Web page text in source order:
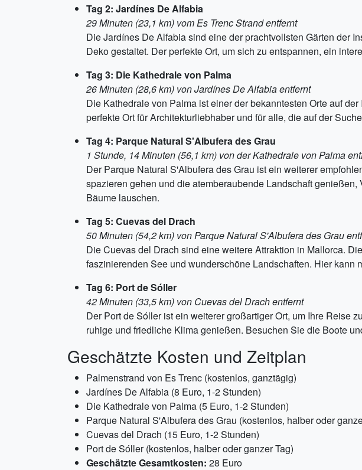
Tag 2: Jardínes De Alfabia
29 Minuten (23,1 km) vom Es Trenc Strand entfernt
Die Jardínes De Alfabia sind eine der prachtvollsten Gärten der
Deko gestaltet. Der perfekte Ort, um sich zu entspannen, ein
Tag 3: Die Kathedrale von Palma
26 Minuten (28,6 km) von Jardínes De Alfabia entfernt
Die Kathedrale von Palma ist einer der bekanntesten Orte auf
perfekte Ort für Architekturliebhaber und für alle, die auf der
Tag 4: Parque Natural S'Albufera des Grau
1 Stunde, 14 Minuten (56,1 km) von der Kathedrale von Palma
Der Parque Natural S'Albufera des Grau ist ein weiterer
spazieren gehen und die atemberaubende Landschaft
Bäume lauschen.
Tag 5: Cuevas del Drach
50 Minuten (54,2 km) von Parque Natural S'Albufera des Grau
Die Cuevas del Drach sind eine weitere Attraktion in Mallorca.
faszinierenden See und wunderschöne Landschaften. Hier
Tag 6: Port de Sóller
42 Minuten (33,5 km) von Cuevas del Drach entfernt
Der Port de Sóller ist ein weiterer großartiger Ort, um Ihre Reise
ruhige und friedliche Klima genießen. Besuchen Sie die Boote
Geschätzte Kosten und Zeitplan
Palmenstrand von Es Trenc (kostenlos, ganztägig)
Jardínes De Alfabia (8 Euro, 1-2 Stunden)
Die Kathedrale von Palma (5 Euro, 1-2 Stunden)
Parque Natural S'Albufera des Grau (kostenlos, halber oder
Cuevas del Drach (15 Euro, 1-2 Stunden)
Port de Sóller (kostenlos, halber oder ganzer Tag)
Geschätzte Gesamtkosten: 28 Euro